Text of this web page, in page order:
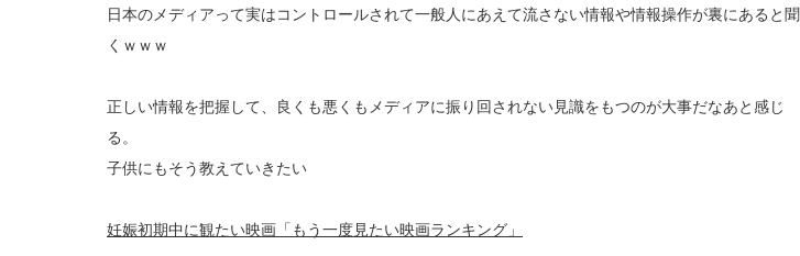
日本のメディアって実はコントロールされて一般人にあえて流さない情報や情報操作が裏にあると聞
くｗｗｗ
正しい情報を把握して、良くも悪くもメディアに振り回されない見識をもつのが大事だなあと感じ
る。
子供にもそう教えていきたい
妊娠初期中に観たい映画「もう一度見たい映画ランキング」